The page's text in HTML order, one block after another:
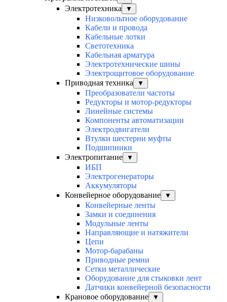
Электротехника ▼
Низковольтное оборудование
Кабели и провода
Кабельные лотки
Светотехника
Кабельная арматура
Электротехнические шины
Электрощитовое оборудование
Приводная техника
▼
Преобразователи частоты
Редукторы и мотор-редукторы
Линейные системы
Компоненты автоматизации
Электродвигатели
Втулки шестерни муфты
Подшипники
Электропитание
▼
ИБП
Электрогенераторы
Аккумуляторы
Конвейерное оборудование
▼
Конвейерные ленты
Замки и соединения
Модульные ленты
Направляющие и натяжители
Цепи
Мотор-барабаны
Приводные ремни
Сетки металлические
Оборудование для стыковки лент
Датчики конвейерной безопасности
Крановое оборудование
▼